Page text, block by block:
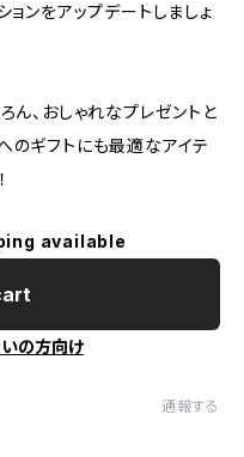
ョンをアップデートしましょ
ん、おしゃれなプレゼントと
のギフトにも最適なアイテ
available
の方向け
通報する